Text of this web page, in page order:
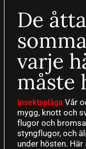
De åtta
varje
måste
Insektsplåga Vår
mygg, knott och
flugor och
styngflugor, och
under hösten.